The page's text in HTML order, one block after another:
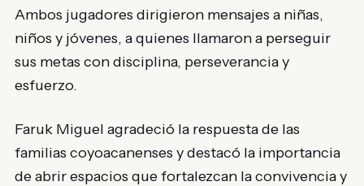
Ambos jugadores dirigieron mensajes a niñas,
niños y jóvenes, a quienes llamaron a perseguir
sus metas con disciplina, perseverancia y
esfuerzo.
Faruk Miguel agradeció la respuesta de las
familias coyoacanenses y destacó la importancia
de abrir espacios que fortalezcan la convivencia y